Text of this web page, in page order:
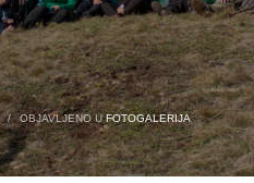
/ OBJAVLJENO UFOTOGALERIJA